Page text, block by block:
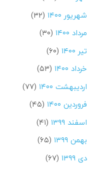
شهریور ۱۴۰۰
(۳۲)
مرداد ۱۴۰۰
(۳۰)
تیر ۱۴۰۰
(۶۰)
خرداد ۱۴۰۰
(۵۳)
اردیبهشت ۱۴۰۰
(۷۷)
فروردین ۱۴۰۰
(۴۵)
اسفند ۱۳۹۹
(۴۱)
بهمن ۱۳۹۹
(۶۵)
دی ۱۳۹۹
(۶۷)